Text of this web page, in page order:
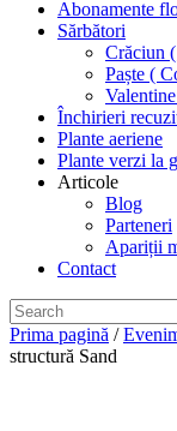
Abonamente
Sărbători
Crăciun
Paște (
Închirieri
Plante aeriene
Plante verzi la
Articole
Blog
Parteneri
Apariții
Contact
Prima pagină /
structură Sand